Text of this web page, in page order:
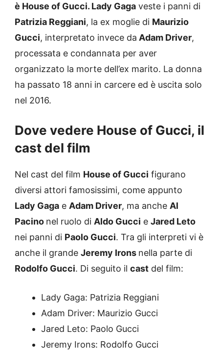
è House of Gucci. Lady Gaga veste i panni di
Patrizia Reggiani, la ex moglie di Maurizio
Gucci, interpretato invece da Adam Driver,
processata e condannata per aver
organizzato la morte dell’ex marito. La donna
ha passato 18 anni in carcere ed è uscita solo
nel 2016.
Dove vedere House of Gucci, il
cast del film
Nel cast del film House of Gucci figurano
diversi attori famosissimi, come appunto
Lady Gaga e Adam Driver, ma anche Al
Pacino nel ruolo di Aldo Gucci e Jared Leto
nei panni di Paolo Gucci. Tra gli interpreti vi è
anche il grande Jeremy Irons nella parte di
Rodolfo Gucci. Di seguito il cast del film:
Lady Gaga: Patrizia Reggiani
Adam Driver: Maurizio Gucci
Jared Leto: Paolo Gucci
Jeremy Irons: Rodolfo Gucci